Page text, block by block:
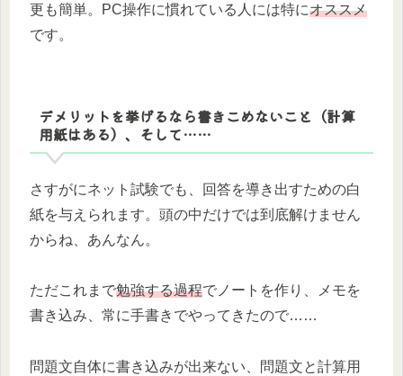
更も簡単。PC操作に慣れている人には特にオススメ
です。
デメリットを挙げるなら書きこめないこと（計算
用紙はある）、そして……
さすがにネット試験でも、回答を導き出すための白
紙を与えられます。頭の中だけでは到底解けません
からね、あんなん。
ただこれまで勉強する過程でノートを作り、メモを
書き込み、常に手書きでやってきたので……
問題文自体に書き込みが出来ない、問題文と計算用